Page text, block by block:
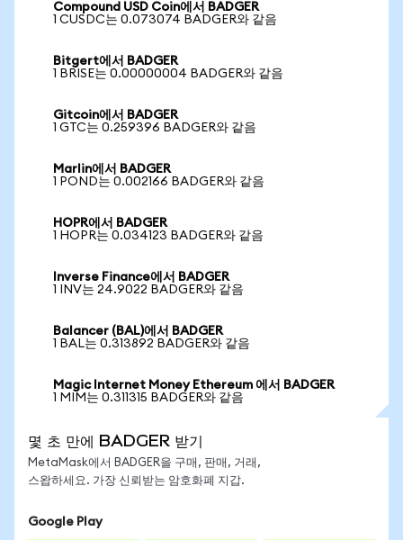
Compound USD Coin에서 BADGER
1 CUSDC는 0.073074 BADGER와 같음
Bitgert에서 BADGER
1 BRISE는 0.00000004 BADGER와 같음
Gitcoin에서 BADGER
1 GTC는 0.259396 BADGER와 같음
Marlin에서 BADGER
1 POND는 0.002166 BADGER와 같음
HOPR에서 BADGER
1 HOPR는 0.034123 BADGER와 같음
Inverse Finance에서 BADGER
1 INV는 24.9022 BADGER와 같음
Balancer (BAL)에서 BADGER
1 BAL는 0.313892 BADGER와 같음
Magic Internet Money Ethereum 에서 BADGER
1 MIM는 0.311315 BADGER와 같음
몇 초 만에 BADGER 받기
MetaMask에서 BADGER을 구매, 판매, 거래,
스왑하세요. 가장 신뢰받는 암호화폐 지갑.
Google Play